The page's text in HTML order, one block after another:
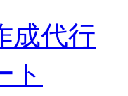
成代行
ト